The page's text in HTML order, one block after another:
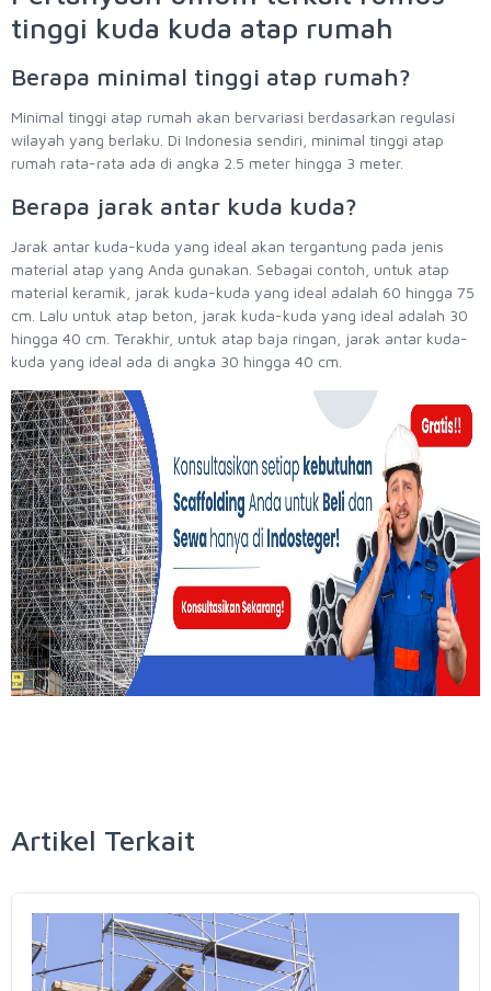
tinggi kuda kuda atap rumah
Berapa minimal tinggi atap rumah?
Minimal tinggi atap rumah akan bervariasi berdasarkan regulasi
wilayah yang berlaku. Di Indonesia sendiri, minimal tinggi atap
rumah rata-rata ada di angka 2.5 meter hingga 3 meter.
Berapa jarak antar kuda kuda?
Jarak antar kuda-kuda yang ideal akan tergantung pada jenis
material atap yang Anda gunakan. Sebagai contoh, untuk atap
material keramik, jarak kuda-kuda yang ideal adalah 60 hingga 75
cm. Lalu untuk atap beton, jarak kuda-kuda yang ideal adalah 30
hingga 40 cm. Terakhir, untuk atap baja ringan, jarak antar kuda-
kuda yang ideal ada di angka 30 hingga 40 cm.
Artikel Terkait